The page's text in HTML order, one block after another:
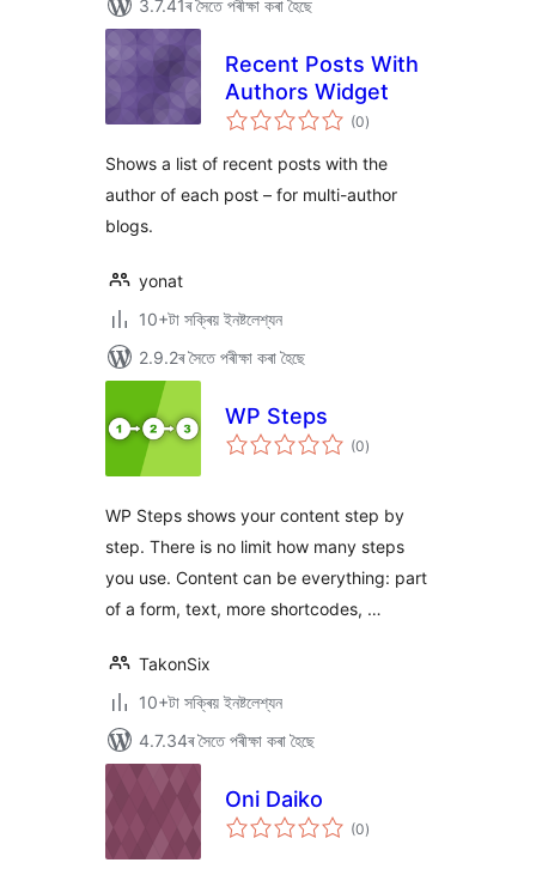
3.7.41ৰ সৈতে পৰীক্ষা কৰা হৈছে
Recent Posts With
Authors Widget
(0টা
মুঠ)
Shows a list of recent posts with the
author of each post – for multi-author
blogs.
yonat
10+টা সক্ৰিয় ইনষ্টলেশ্যন
2.9.2ৰ সৈতে পৰীক্ষা কৰা হৈছে
WP Steps
(0টা
মুঠ)
WP Steps shows your content step by
step. There is no limit how many steps
you use. Content can be everything: part
of a form, text, more shortcodes, …
TakonSix
10+টা সক্ৰিয় ইনষ্টলেশ্যন
4.7.34ৰ সৈতে পৰীক্ষা কৰা হৈছে
Oni Daiko
(0টা
মুঠ)